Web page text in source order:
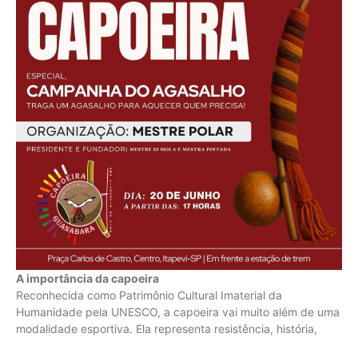
A importância da capoeira
Reconhecida como Patrimônio Cultural Imaterial da
Humanidade pela UNESCO, a capoeira vai muito além de uma
modalidade esportiva. Ela representa resistência, história,